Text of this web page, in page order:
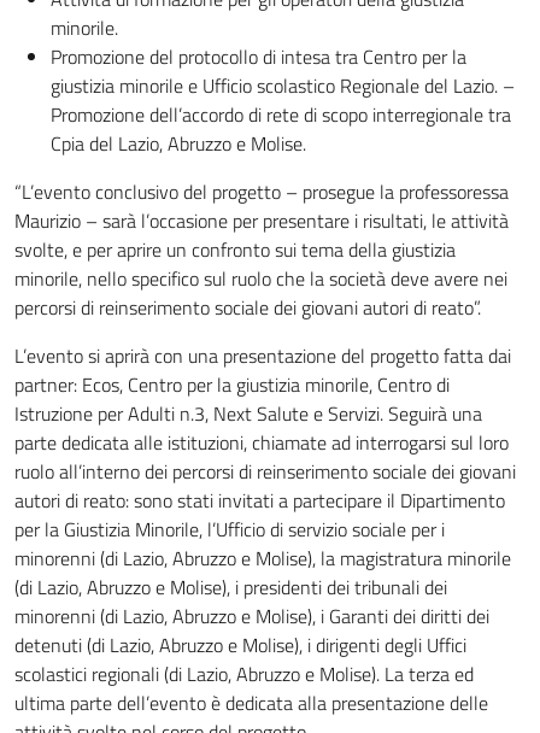
minorile.
Promozione del protocollo di intesa tra Centro per la
giustizia minorile e Ufficio scolastico Regionale del Lazio. –
Promozione dell’accordo di rete di scopo interregionale tra
Cpia del Lazio, Abruzzo e Molise.
“L’evento conclusivo del progetto – prosegue la professoressa
Maurizio – sarà l’occasione per presentare i risultati, le attività
svolte, e per aprire un confronto sui tema della giustizia
minorile, nello specifico sul ruolo che la società deve avere nei
percorsi di reinserimento sociale dei giovani autori di reato”.
L’evento si aprirà con una presentazione del progetto fatta dai
partner: Ecos, Centro per la giustizia minorile, Centro di
Istruzione per Adulti n.3, Next Salute e Servizi. Seguirà una
parte dedicata alle istituzioni, chiamate ad interrogarsi sul loro
ruolo all’interno dei percorsi di reinserimento sociale dei giovani
autori di reato: sono stati invitati a partecipare il Dipartimento
per la Giustizia Minorile, l’Ufficio di servizio sociale per i
minorenni (di Lazio, Abruzzo e Molise), la magistratura minorile
(di Lazio, Abruzzo e Molise), i presidenti dei tribunali dei
minorenni (di Lazio, Abruzzo e Molise), i Garanti dei diritti dei
detenuti (di Lazio, Abruzzo e Molise), i dirigenti degli Uffici
scolastici regionali (di Lazio, Abruzzo e Molise). La terza ed
ultima parte dell’evento è dedicata alla presentazione delle